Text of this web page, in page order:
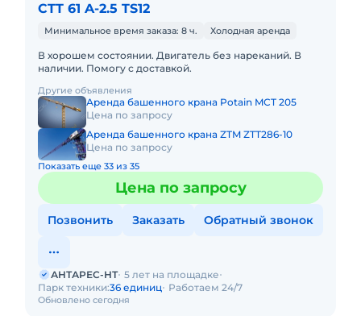
CTT 61 A-2.5 TS12
Минимальное время заказа: 8 ч. Холодная аренда
В хорошем состоянии. Двигатель без нареканий. В
наличии. Помогу с доставкой.
Другие объявления
Аренда башенного крана Potain MCT 205
Цена по запросу
Аренда башенного крана ZTM ZTT286-10
Цена по запросу
Показать еще 33 из 35
Цена по запросу
Позвонить Заказать Обратный звонок
Обновлено сегодня
АНТАРЕС-НТ 5 лет на площадке
Парк техники:36 единиц Работаем 24/7